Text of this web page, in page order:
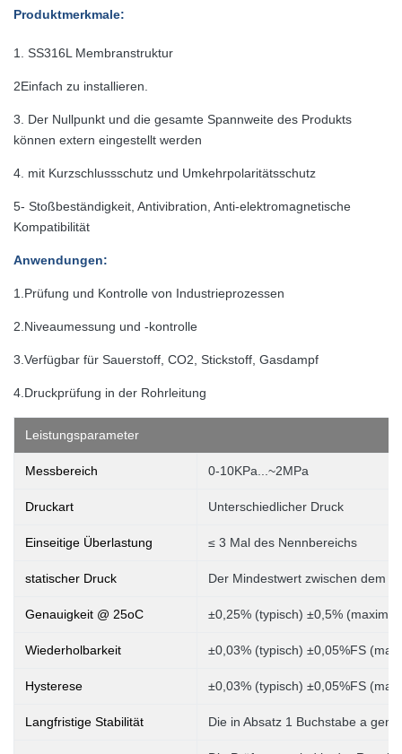
Produktmerkmale:
1. SS316L Membranstruktur
2Einfach zu installieren.
3. Der Nullpunkt und die gesamte Spannweite des Produkts
können extern eingestellt werden
4. mit Kurzschlussschutz und Umkehrpolaritätsschutz
5- Stoßbeständigkeit, Antivibration, Anti-elektromagnetische
Kompatibilität
Anwendungen:
1. Prüfung und Kontrolle von Industrieprozessen
2. Niveaumessung und -kontrolle
3. Verfügbar für Sauerstoff, CO2, Stickstoff, Gasdampf
4.Druckprüfung in der Rohrleitung
Leistungsparameter
Messbereich 0-10KPa...~2MPa
Druckart Unterschiedlicher Druck
Einseitige Überlastung ≤ 3 Mal des Nennbereichs
statischer Druck Der Mindestwert zwischen dem
Genauigkeit @ 25oC ±0,25% (typisch) ±0,5% (maximal)
Wiederholbarkeit ±0,03% (typisch) ±0,05%FS
Hysterese ±0,03% (typisch) ±0,05%FS
Langfristige Stabilität Die in Absatz 1 Buchstabe a